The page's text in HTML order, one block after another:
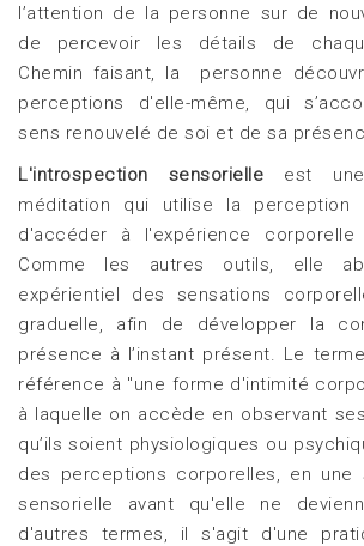
l’attention de la personne sur de
de percevoir les détails de
Chemin faisant, la personne
perceptions d'elle-même, qui
sens renouvelé de soi et de sa
L'introspection sensorielle est
méditation qui utilise la perception
d'accéder à l'expérience
Comme les autres outils, elle
expérientiel des sensations
graduelle, afin de développer la
présence à l’instant présent. Le
référence à "une forme d'intimité
à laquelle on accède en observant
qu’ils soient physiologiques ou
des perceptions corporelles, en une
sensorielle avant qu'elle ne
d'autres termes, il s'agit d'une